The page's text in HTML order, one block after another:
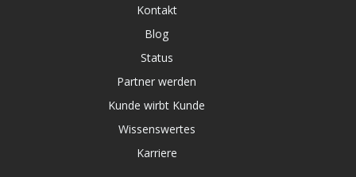
Kontakt
Blog
Status
Partner werden
Kunde wirbt Kunde
Wissenswertes
Karriere